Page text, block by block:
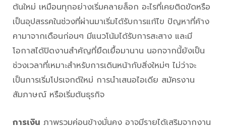
ต้นใหม่ เหมือนทุกอย่างเริ่มคลายล็อก อะไรที่เคยติดขัดหรือ
เป็นอุปสรรคในช่วงที่ผ่านมาเริ่มได้รับการแก้ไข ปัญหาที่ค้าง
คามาจากเดือนก่อนๆ มีแนวโน้มได้รับการสะสาง และมี
โอกาสได้ปิดงานสำคัญที่ยืดเยื้อมานาน นอกจากนี้ยังเป็น
ช่วงเวลาที่เหมาะสำหรับการเดินหน้ากับสิ่งใหม่ๆ ไม่ว่าจะ
เป็นการเริ่มโปรเจกต์ใหม่ การนำเสนอไอเดีย สมัครงาน
สัมภาษณ์ หรือเริ่มต้นธุรกิจ
การเงิน ภาพรวมค่อนข้างมั่นคง อาจมีรายได้เสริมจากงาน